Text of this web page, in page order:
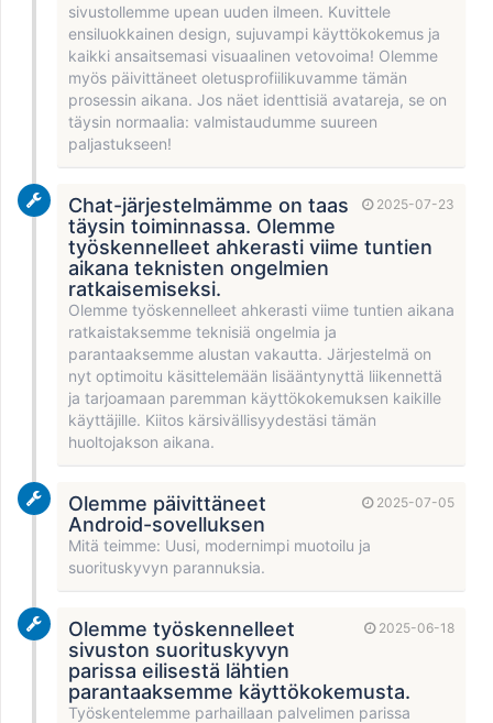
sivustollemme upean uuden ilmeen. Kuvittele
ensiluokkainen design, sujuvampi käyttökokemus ja
kaikki ansaitsemasi visuaalinen vetovoima! Olemme
myös päivittäneet oletusprofiilikuvamme tämän
prosessin aikana. Jos näet identtisiä avatareja, se on
täysin normaalia: valmistaudumme suureen
paljastukseen!
2025-07-23
Chat-järjestelmämme on taas
täysin toiminnassa. Olemme
työskennelleet ahkerasti viime tuntien
aikana teknisten ongelmien
ratkaisemiseksi.
Olemme työskennelleet ahkerasti viime tuntien aikana
ratkaistaksemme teknisiä ongelmia ja
parantaaksemme alustan vakautta. Järjestelmä on
nyt optimoitu käsittelemään lisääntynyttä liikennettä
ja tarjoamaan paremman käyttökokemuksen kaikille
käyttäjille. Kiitos kärsivällisyydestäsi tämän
huoltojakson aikana.
2025-07-05
Olemme päivittäneet
Android-sovelluksen
Mitä teimme: Uusi, modernimpi muotoilu ja
suorituskyvyn parannuksia.
2025-06-18
Olemme työskennelleet
sivuston suorituskyvyn
parissa eilisestä lähtien
parantaaksemme käyttökokemusta.
Työskentelemme parhaillaan palvelimen parissa